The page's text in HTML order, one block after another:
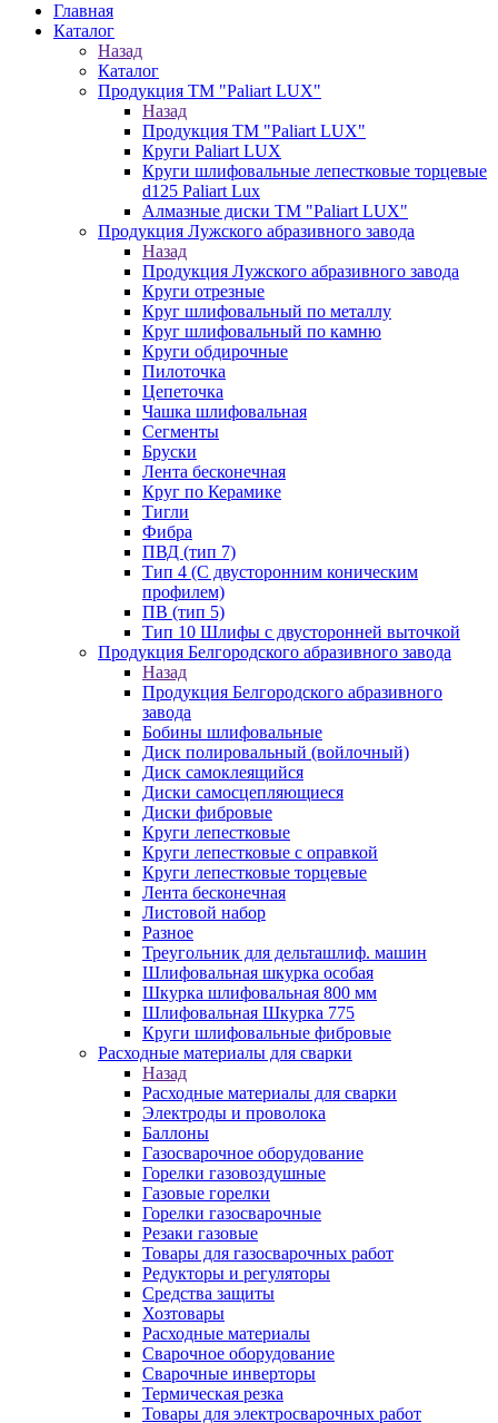
Главная
Каталог
Назад
Каталог
Продукция ТМ "Paliart LUX"
Назад
Продукция ТМ "Paliart LUX"
Круги Paliart LUX
Круги шлифовальные лепестковые торцевые
d125 Paliart Lux
Алмазные диски ТМ "Paliart LUX"
Продукция Лужского абразивного завода
Назад
Продукция Лужского абразивного завода
Круги отрезные
Круг шлифовальный по металлу
Круг шлифовальный по камню
Круги обдирочные
Пилоточка
Цепеточка
Чашка шлифовальная
Сегменты
Бруски
Лента бесконечная
Круг по Керамике
Тигли
Фибра
ПВД (тип 7)
Тип 4 (С двусторонним коническим
профилем)
ПВ (тип 5)
Тип 10 Шлифы с двусторонней выточкой
Продукция Белгородского абразивного завода
Назад
Продукция Белгородского абразивного
завода
Бобины шлифовальные
Диск полировальный (войлочный)
Диск самоклеящийся
Диски самосцепляющиеся
Диски фибровые
Круги лепестковые
Круги лепестковые с оправкой
Круги лепестковые торцевые
Лента бесконечная
Листовой набор
Разное
Треугольник для дельташлиф. машин
Шлифовальная шкурка особая
Шкурка шлифовальная 800 мм
Шлифовальная Шкурка 775
Круги шлифовальные фибровые
Расходные материалы для сварки
Назад
Расходные материалы для сварки
Электроды и проволока
Баллоны
Газосварочное оборудование
Горелки газовоздушные
Газовые горелки
Горелки газосварочные
Резаки газовые
Товары для газосварочных работ
Редукторы и регуляторы
Средства защиты
Хозтовары
Расходные материалы
Сварочное оборудование
Сварочные инверторы
Термическая резка
Товары для электросварочных работ